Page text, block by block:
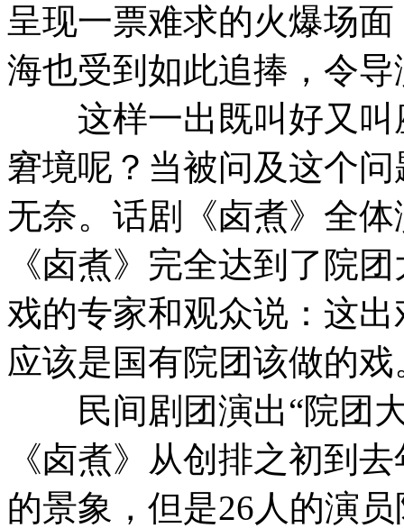
呈现一票难求的火爆场
海也受到如此追捧，令
这样一出既叫好又叫
窘境呢？当被问及这个
无奈。话剧《卤煮》全
《卤煮》完全达到了院
戏的专家和观众说：这
应该是国有院团该做的戏
民间剧团演出“院团大
《卤煮》从创排之初到
的景象，但是26人的演